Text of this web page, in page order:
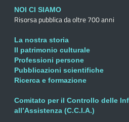
NOI CI SIAMO
Risorsa pubblica da oltre 700 anni
La nostra storia
Il patrimonio culturale
Professioni persone
Pubblicazioni scientifiche
Ricerca e formazione
Comitato per il Controllo delle
all’Assistenza (C.C.I.A.)